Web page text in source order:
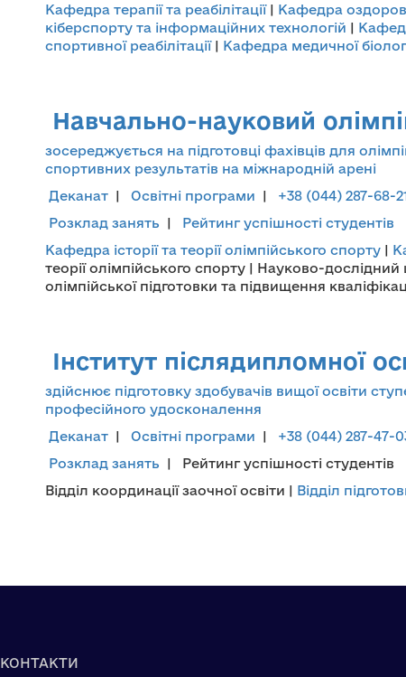
Кафедра терапії та реабілітації| Кафедра
кіберспорту та інформаційних технологій |
спортивної реабілітації| Кафедра медичної
Навчально-науковий
зосереджується на підготовці фахівців для
спортивних результатів на міжнародній арені
Деканат | Освітні програми | +38 (044) 287-68-
Розклад занять |
Рейтинг успішності студентів
Кафедра історії та теорії олімпійського спорту |
теорії олімпійського спорту | Науково-
олімпійської підготовки та підвищення
Інститут післядипломної
здійснює підготовку здобувачів вищої освіти
професійного удосконалення
Деканат | Освітні програми | +38 (044) 287-47-
Розклад занять | Рейтинг успішності студентів
Відділ координації заочної освіти | Відділ
КОНТАКТИ